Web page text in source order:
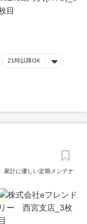
21時以降OK
家計に優しい定期メンテナ